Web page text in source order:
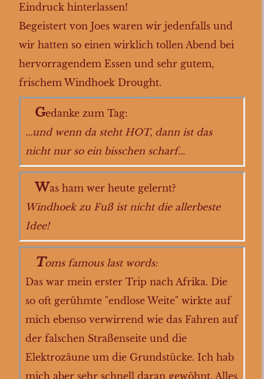
Eindruck hinterlassen!
Begeistert von Joes waren wir jedenfalls und
wir hatten so einen wirklich tollen Abend bei
hervorragendem Essen und sehr gutem,
frischem Windhoek Drought.
Gedanke zum Tag:
...und wenn da steht HOT, dann ist das
nicht nur so ein bisschen scharf...
Was ham wer heute gelernt?
Windhoek zu Fuß ist nicht die allerbeste
Idee!
Toms famous last words:
Das war mein erster Trip nach Afrika. Die
so oft gerühmte "endlose Weite" wirkte auf
mich ebenso verwirrend wie das Fahren auf
der falschen Straßenseite und die
Elektrozäune um die Grundstücke. Ich hab
mich aber sehr schnell daran gewöhnt. Alles